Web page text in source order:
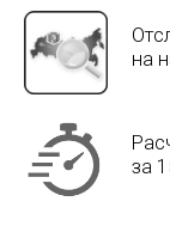
на
за